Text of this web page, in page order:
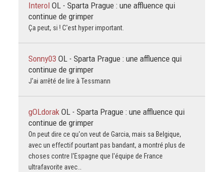
Interol OL - Sparta Prague : une affluence qui
continue de grimper
Ça peut, si ! C'est hyper important.
Sonny03 OL - Sparta Prague : une affluence qui
continue de grimper
J'ai arrêté de lire à Tessmann
gOLdorak OL - Sparta Prague : une affluence qui
continue de grimper
On peut dire ce qu'on veut de Garcia, mais sa Belgique,
avec un effectif pourtant pas bandant, a montré plus de
choses contre l'Espagne que l'équipe de France
ultrafavorite avec…